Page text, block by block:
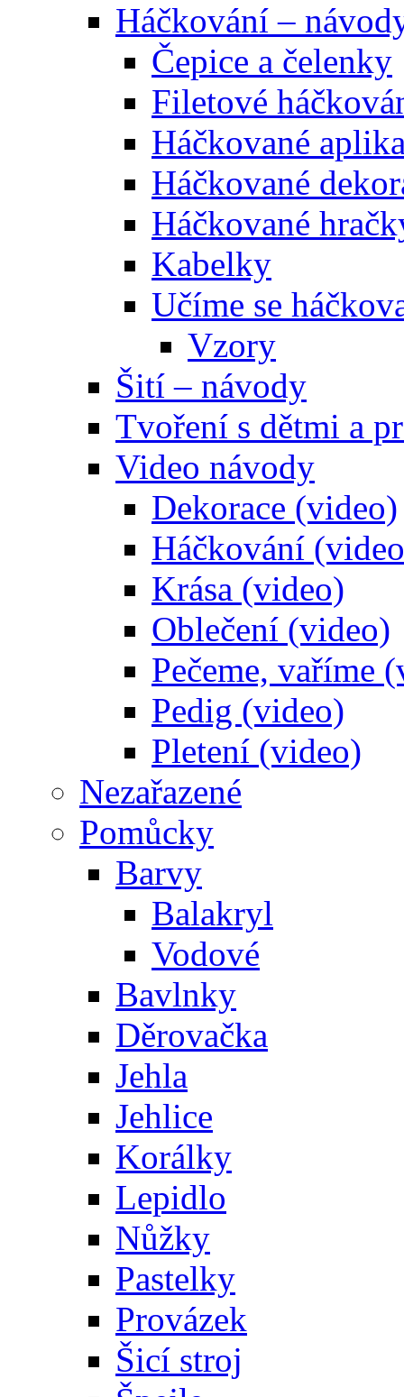
Háčkování –
Čepice a čelenky
Filetové
Háčkované
Háčkované
Háčkované
Kabelky
Učíme se
Vzory
Šití – návody
Tvoření s dětmi a
Video návody
Dekorace (video)
Háčkování
Krása (video)
Oblečení (video)
Pečeme, vaříme
Pedig (video)
Pletení (video)
Nezařazené
Pomůcky
Barvy
Balakryl
Vodové
Bavlnky
Děrovačka
Jehla
Jehlice
Korálky
Lepidlo
Nůžky
Pastelky
Provázek
Šicí stroj